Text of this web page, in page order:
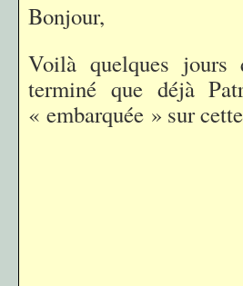
Bonjour,
Voilà quelques
terminé que déjà
« embarquée » sur